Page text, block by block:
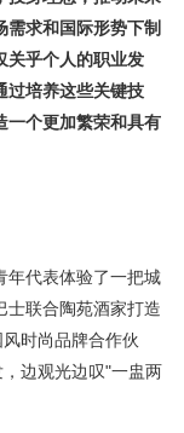
求和国际形势下制
关乎个人的职业发
过培养这些关键技
一个更加繁荣和具有
年代表体验了一把城
士联合陶苑酒家打造
时尚品牌合作伙
边观光边叹"一盅两